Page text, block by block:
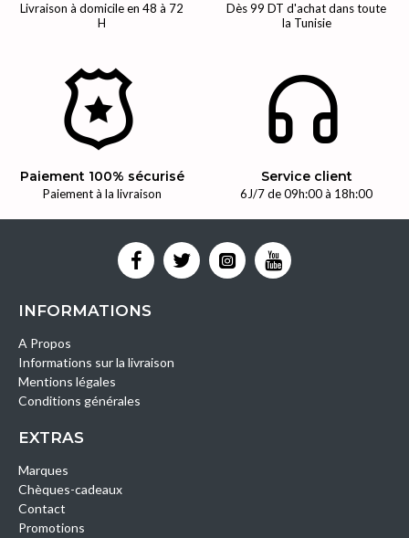
Livraison à domicile en 48 à 72
H
Dès 99 DT d'achat dans toute
la Tunisie
Paiement 100% sécurisé
Paiement à la livraison
Service client
6J/7 de 09h:00 à 18h:00
INFORMATIONS
A Propos
Informations sur la livraison
Mentions légales
Conditions générales
EXTRAS
Marques
Chèques-cadeaux
Contact
Promotions